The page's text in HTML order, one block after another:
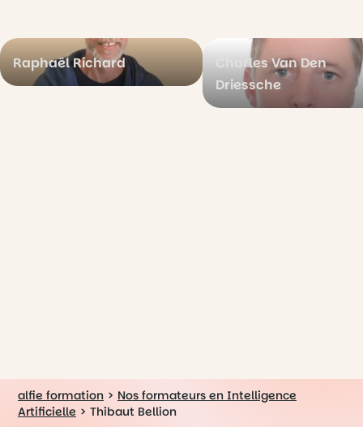
Raphaël Richard
Charles Van Den
Driessche
alfie formation > Nos formateurs en Intelligence
Artificielle > Thibaut Bellion